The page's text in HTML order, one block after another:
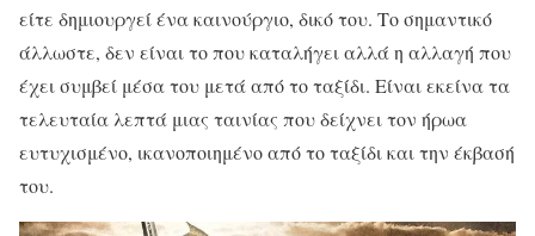
είτε δημιουργεί ένα καινούργιο, δικό του. Το σημαντικό
άλλωστε, δεν είναι το που καταλήγει αλλά η αλλαγή που
έχει συμβεί μέσα του μετά από το ταξίδι. Είναι εκείνα τα
τελευταία λεπτά μιας ταινίας που δείχνει τον ήρωα
ευτυχισμένο, ικανοποιημένο από το ταξίδι και την έκβασή
του.